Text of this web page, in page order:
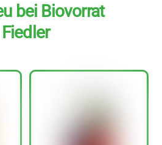
bei Biovorrat
Fiedler